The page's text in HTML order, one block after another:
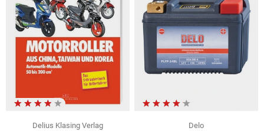
Delius Klasing Verlag
Delo